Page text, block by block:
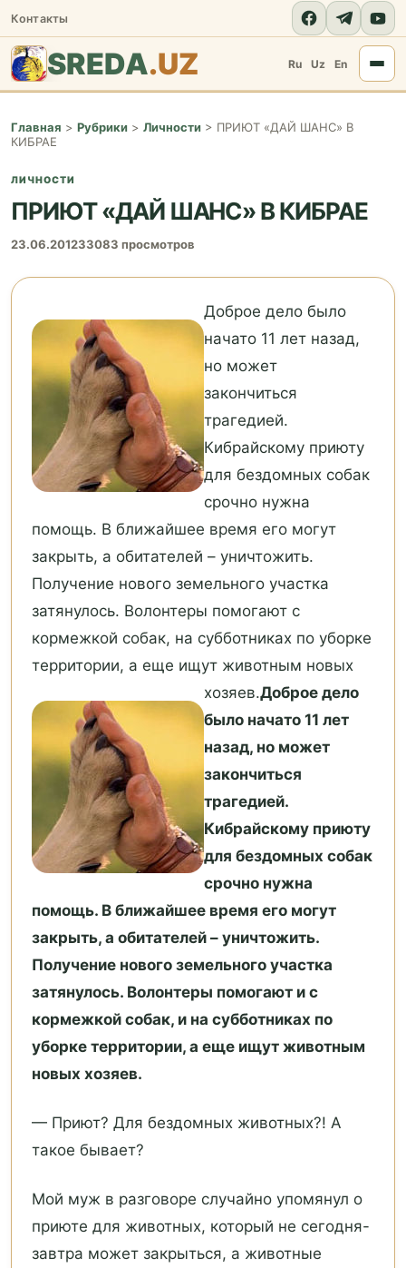
Контакты
SREDA.UZ Ru Uz En
Главная > Рубрики > Личности > ПРИЮТ «ДАЙ ШАНС» В
КИБРАЕ
ЛИЧНОСТИ
ПРИЮТ «ДАЙ ШАНС» В КИБРАЕ
23.06.201233083 просмотров
Доброе дело было
начато 11 лет назад,
но может
закончиться
трагедией.
Кибрайскому приюту
для бездомных собак
срочно нужна
помощь. В ближайшее время его могут
закрыть, а обитателей – уничтожить.
Получение нового земельного участка
затянулось. Волонтеры помогают с
кормежкой собак, на субботниках по уборке
территории, а еще ищут животным новых
хозяев.Доброе дело
было начато 11 лет
назад, но может
закончиться
трагедией.
Кибрайскому приюту
для бездомных собак
срочно нужна
помощь. В ближайшее время его могут
закрыть, а обитателей – уничтожить.
Получение нового земельного участка
затянулось. Волонтеры помогают и с
кормежкой собак, и на субботниках по
уборке территории, а еще ищут животным
новых хозяев.
— Приют? Для бездомных животных?! А
такое бывает?
Мой муж в разговоре случайно упомянул о
приюте для животных, который не сегодня-
завтра может закрыться, а животные